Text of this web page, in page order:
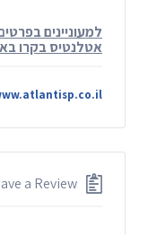
למעוניינים
אטלנטיס בקרו
a Review